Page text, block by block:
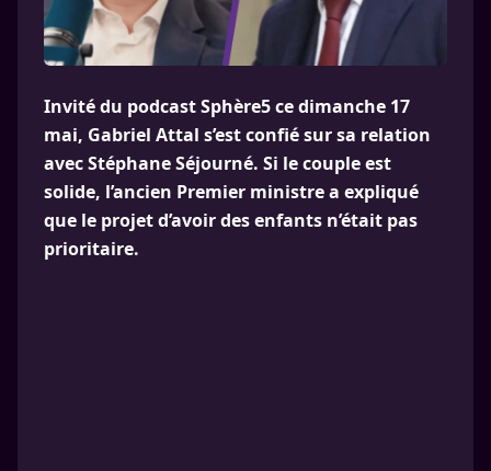
Invité du podcast Sphère5 ce dimanche 17
mai, Gabriel Attal s’est confié sur sa relation
avec Stéphane Séjourné. Si le couple est
solide, l’ancien Premier ministre a expliqué
que le projet d’avoir des enfants n’était pas
prioritaire.